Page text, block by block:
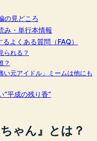
の見どころ
み・単行本情報
よくある質問（FAQ）
られる？
？
い元アイドル」ミームは他にも
“平成の残り香”
ゃん』とは？